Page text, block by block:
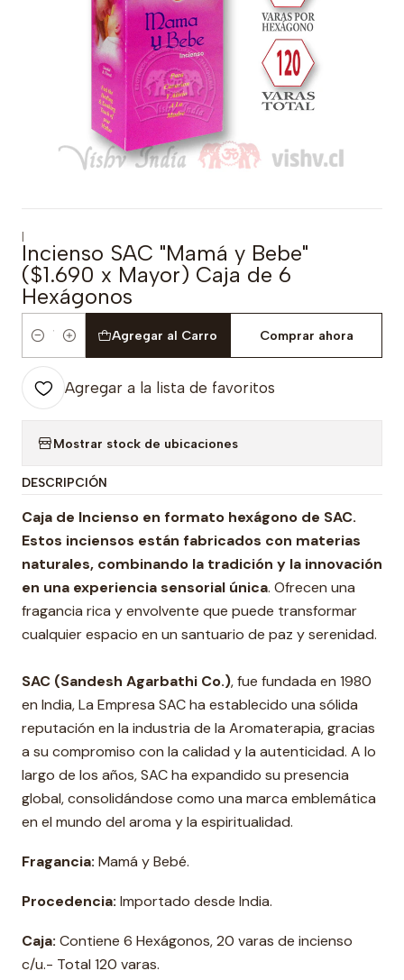
|
Incienso SAC "Mamá y Bebe"
($1.690 x Mayor) Caja de 6
Hexágonos
Cantidad
Agregar al Carro Comprar ahora
Agregar a la lista de favoritos
Mostrar stock de ubicaciones
DESCRIPCIÓN
Caja de Incienso en formato hexágono de SAC.
Estos inciensos están fabricados con materias
naturales, combinando la tradición y la innovación
en una experiencia sensorial única. Ofrecen una
fragancia rica y envolvente que puede transformar
cualquier espacio en un santuario de paz y serenidad.
SAC (Sandesh Agarbathi Co.), fue fundada en 1980
en India, La Empresa SAC ha establecido una sólida
reputación en la industria de la Aromaterapia, gracias
a su compromiso con la calidad y la autenticidad. A lo
largo de los años, SAC ha expandido su presencia
global, consolidándose como una marca emblemática
en el mundo del aroma y la espiritualidad.
Fragancia: Mamá y Bebé.
Procedencia: Importado desde India.
Caja: Contiene 6 Hexágonos, 20 varas de incienso
c/u.- Total 120 varas.